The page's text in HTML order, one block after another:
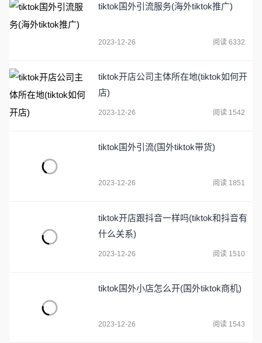
tiktok国外引流服务(海外tiktok推广)
2023-12-26 阅读 6332
tiktok开店公司主体所在地(tiktok如何开
店)
2023-12-26 阅读 1542
tiktok国外引流(国外tiktok带货)
2023-12-26 阅读 1851
tiktok开店跟抖音一样吗(tiktok和抖音有
什么关系)
2023-12-26 阅读 1510
tiktok国外小店怎么开(国外tiktok商机)
2023-12-26 阅读 1543